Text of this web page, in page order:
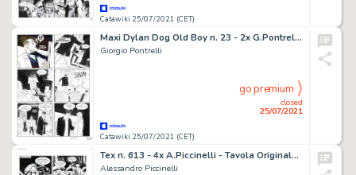
Catawiki 25/07/2021 (CET)
Maxi Dylan Dog Old Boy n. 23 - 2x G.Pontrelli - Tavola Originale "a volte non Ritornano" - Page volante - EO - (2015)
Giorgio Pontrelli
Catawiki 25/07/2021 (CET)
closed
25/07/2021
go premium
Tex n. 613 - 4x A.Piccinelli - Tavola Originale "La terra delle pietre fumanti" - Page volante - Exemplaire unique - (2015)
Alessandro Piccinelli